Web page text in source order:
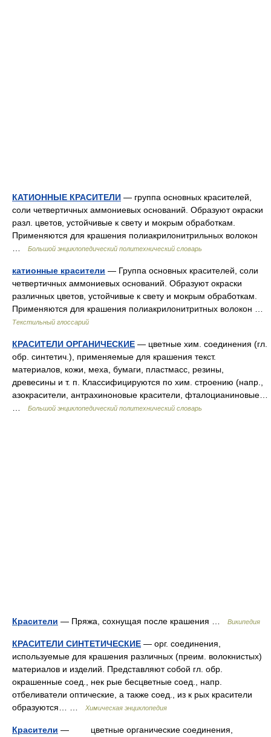
КАТИОННЫЕ КРАСИТЕЛИ — группа основных красителей,
соли четвертичных аммониевых оснований. Образуют окраски
разл. цветов, устойчивые к свету и мокрым обработкам.
Применяются для крашения полиакрилонитрильных волокон
Большой энциклопедический политехнический словарь
катионные красители — Группа основных красителей, соли
четвертичных аммониевых оснований. Образуют окраски
различных цветов, устойчивые к свету и мокрым обработкам.
Применяются для крашения полиакрилонитритных волокон …
Текстильный глоссарий
КРАСИТЕЛИ ОРГАНИЧЕСКИЕ — цветные хим. соединения (гл.
обр. синтетич.), применяемые для крашения текст.
материалов, кожи, меха, бумаги, пластмасс, резины,
древесины и т. п. Классифицируются по хим. строению (напр.,
азокрасители, антрахиноновые красители, фталоцианиновые…
Большой энциклопедический политехнический словарь
Красители — Пряжа, сохнущая после крашения … Википедия
КРАСИТЕЛИ СИНТЕТИЧЕСКИЕ — орг. соединения,
используемые для крашения различных (преим. волокнистых)
материалов и изделий. Представляют собой гл. обр.
окрашенные соед., нек рые бесцветные соед., напр.
отбеливатели оптические, а также соед., из к рых красители
образуются… …
Химическая энциклопедия
Красители — цветные органические соединения,